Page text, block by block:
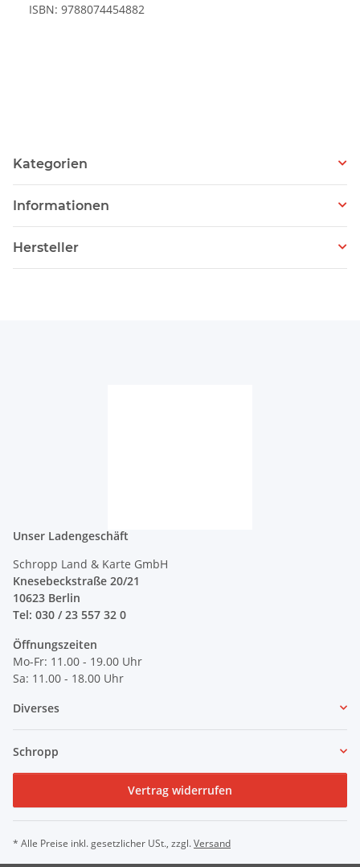
ISBN: 9788074454882
Kategorien
Informationen
Hersteller
Unser Ladengeschäft
Schropp Land & Karte GmbH
Knesebeckstraße 20/21
10623 Berlin
Tel: 030 / 23 557 32 0
Öffnungszeiten
Mo-Fr: 11.00 - 19.00 Uhr
Sa: 11.00 - 18.00 Uhr
Diverses
Schropp
Vertrag widerrufen
* Alle Preise inkl. gesetzlicher USt., zzgl.Versand